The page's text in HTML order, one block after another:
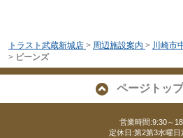
トラスト武蔵新城店 > 周辺施設案内 > 川崎市
> ビーンズ
ページトッ
営業時間:9:30～
定休日:第2第3水曜日